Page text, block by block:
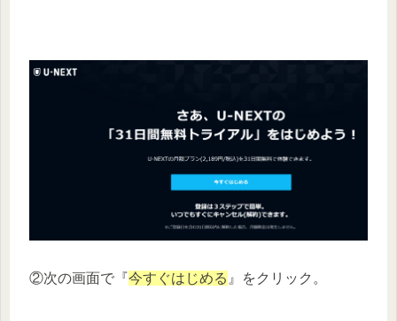
②次の画面で『今すぐはじめる 』をクリック。